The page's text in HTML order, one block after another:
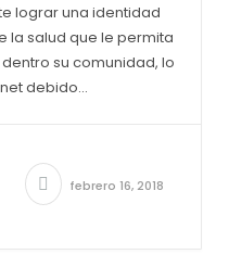
lograr una identidad
la salud que le permita
su comunidad, lo
debido...
febrero 16, 2018